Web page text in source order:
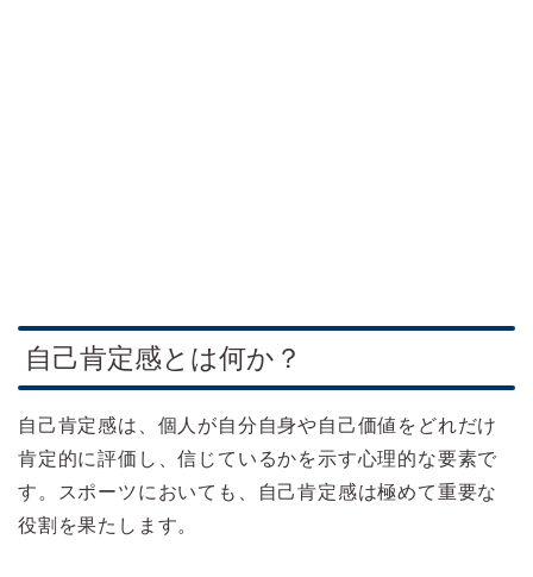
自己肯定感とは何か？
自己肯定感は、個人が自分自身や自己価値をどれだけ
肯定的に評価し、信じているかを示す心理的な要素で
す。スポーツにおいても、自己肯定感は極めて重要な
役割を果たします。